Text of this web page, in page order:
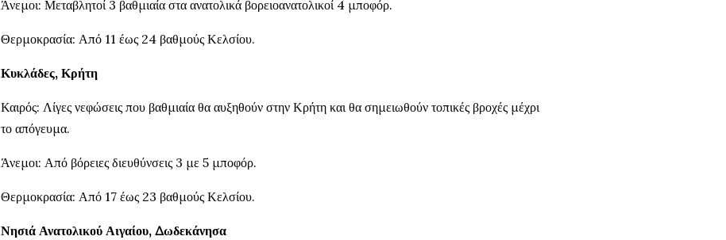
Άνεμοι: Μεταβλητοί 3 βαθμιαία στα ανατολικά βορειοανατολικοί 4 μποφόρ.
Θερμοκρασία: Από 11 έως 24 βαθμούς Κελσίου.
Κυκλάδες, Κρήτη
Καιρός: Λίγες νεφώσεις που βαθμιαία θα αυξηθούν στην Κρήτη και θα σημειωθούν τοπικές βροχές μέχρι
το απόγευμα.
Άνεμοι: Από βόρειες διευθύνσεις 3 με 5 μποφόρ.
Θερμοκρασία: Από 17 έως 23 βαθμούς Κελσίου.
Νησιά Ανατολικού Αιγαίου, Δωδεκάνησα